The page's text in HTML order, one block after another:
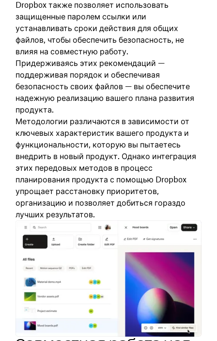
Dropbox также позволяет использовать
защищенные паролем ссылки или
устанавливать сроки действия для общих
файлов, чтобы обеспечить безопасность, не
влияя на совместную работу.
Придерживаясь этих рекомендаций —
поддерживая порядок и обеспечивая
безопасность своих файлов — вы обеспечите
надежную реализацию вашего плана развития
продукта.
Методологии различаются в зависимости от
ключевых характеристик вашего продукта и
функциональности, которую вы пытаетесь
внедрить в новый продукт. Однако интеграция
этих передовых методов в процесс
планирования продукта с помощью Dropbox
упрощает расстановку приоритетов,
организацию и позволяет добиться гораздо
лучших результатов.